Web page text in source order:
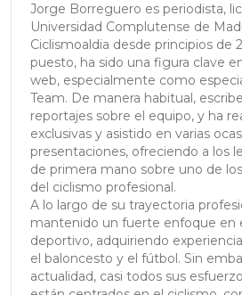
Jorge Borreguero es periodista,
Universidad Complutense de
Ciclismoaldia desde principios de
puesto, ha sido una figura clave
web, especialmente como
Team. De manera habitual,
reportajes sobre el equipo, y ha
exclusivas y asistido en varias
presentaciones, ofreciendo a los
de primera mano sobre uno de
del ciclismo profesional.
A lo largo de su trayectoria
mantenido un fuerte enfoque en
deportivo, adquiriendo
el baloncesto y el fútbol. Sin
actualidad, casi todos sus